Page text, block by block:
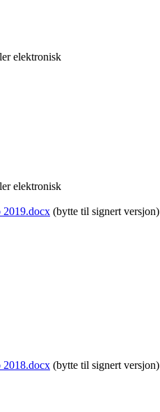
elektronisk
elektronisk
2019.docx (bytte til signert versjon)
2018.docx (bytte til signert versjon)